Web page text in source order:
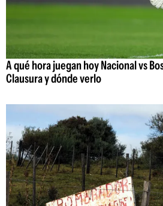
A qué hora juegan hoy Nacional vs
Clausura y dónde verlo